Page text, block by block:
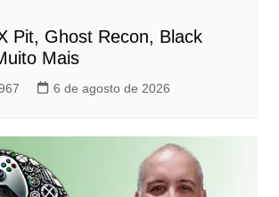
Pit, Ghost Recon, Black
Mais
6 de agosto de 2026